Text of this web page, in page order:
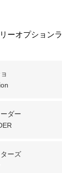
ーオプションラ
ダー
ーズ